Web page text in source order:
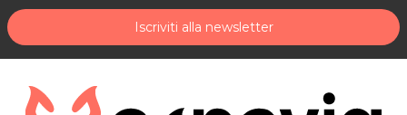
Iscriviti alla newsletter